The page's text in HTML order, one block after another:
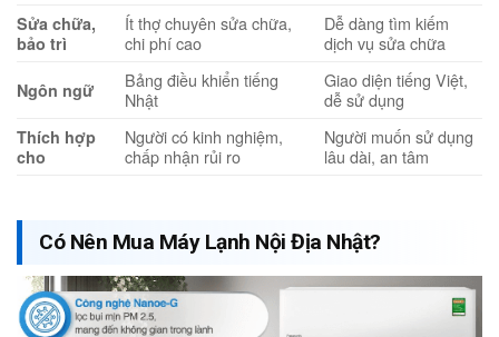
Sửa chữa,
bảo trì
Ít thợ chuyên sửa chữa,
chi phí cao
Dễ dàng tìm kiếm
dịch vụ sửa chữa
Ngôn ngữ
Bảng điều khiển tiếng
Nhật
Giao diện tiếng Việt,
dễ sử dụng
Thích hợp
cho
Người có kinh nghiệm,
chấp nhận rủi ro
Người muốn sử dụng
lâu dài, an tâm
Có Nên Mua Máy Lạnh Nội Địa Nhật?